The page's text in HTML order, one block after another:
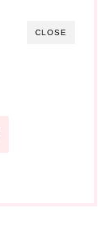
CLOSE